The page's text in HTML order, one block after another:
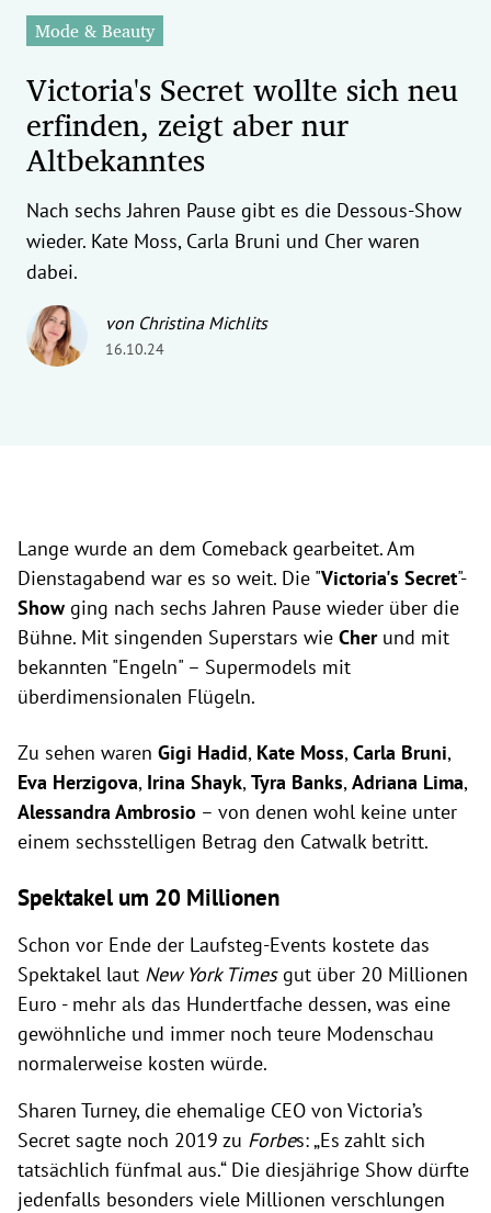
Untermenü
Untermenü
Untermenü
Untermenü
Mode & Beauty
Victoria's Secret wollte sich neu
erfinden, zeigt aber nur
Altbekanntes
Nach sechs Jahren Pause gibt es die Dessous-Show
wieder. Kate Moss, Carla Bruni und Cher waren
dabei.
von Christina Michlits
16.10.24
Lange wurde an dem Comeback gearbeitet. Am
Dienstagabend war es so weit. Die "Victoria's Secret"-
Show ging nach sechs Jahren Pause wieder über die
Bühne. Mit singenden Superstars wie Cher und mit
bekannten "Engeln" – Supermodels mit
überdimensionalen Flügeln.
Zu sehen waren Gigi Hadid, Kate Moss,Carla Bruni,
Eva Herzigova, Irina Shayk,Tyra Banks,Adriana Lima,
Alessandra Ambrosio – von denen wohl keine unter
einem sechsstelligen Betrag den Catwalk betritt.
Spektakel um 20 Millionen
Schon vor Ende der Laufsteg-Events kostete das
Spektakel laut New York Timesgut über 20 Millionen
Euro - mehr als das Hundertfache dessen, was eine
gewöhnliche und immer noch teure Modenschau
normalerweise kosten würde.
Sharen Turney, die ehemalige CEO von Victoria’s
Secret sagte noch 2019 zu Forbes: „Es zahlt sich
tatsächlich fünfmal aus.“ Die diesjährige Show dürfte
jedenfalls besonders viele Millionen verschlungen